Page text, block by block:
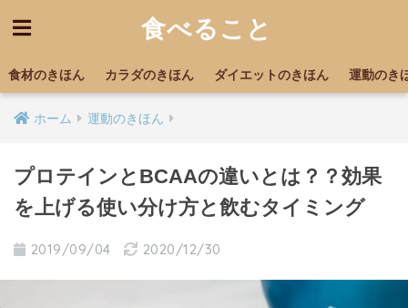
食べること
食材のきほん カラダのきほん ダイエットのきほん 運動のき
ホーム 運動のきほん
プロテインとBCAAの違いとは？？効果
を上げる使い分け方と飲むタイミング
2019/09/04 2020/12/30